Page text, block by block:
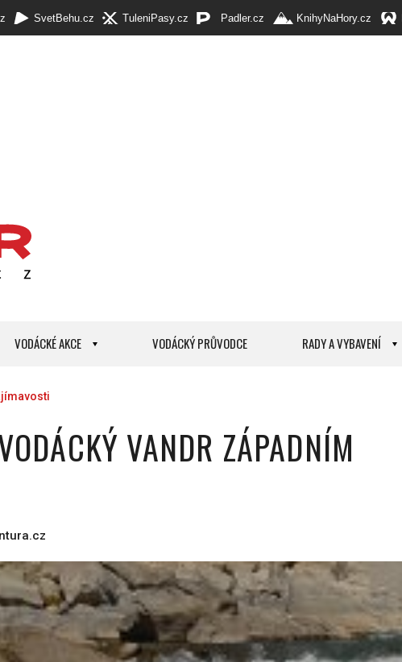
SvetBehu.cz TuleniPasy.cz Padler.cz KnihyNaHory.cz
VODÁCKÉ AKCE VODÁCKÝ PRŮVODCE RADY A VYBAVENÍ
VANDR ZÁPADNÍM